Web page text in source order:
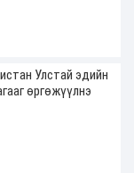
мэдээлэхийг
Улстай эдийн
өргөжүүлнэ